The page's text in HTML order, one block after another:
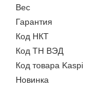
Вес
Гарантия
Код НКТ
Код ТН ВЭД
Код товара Kaspi
Новинка